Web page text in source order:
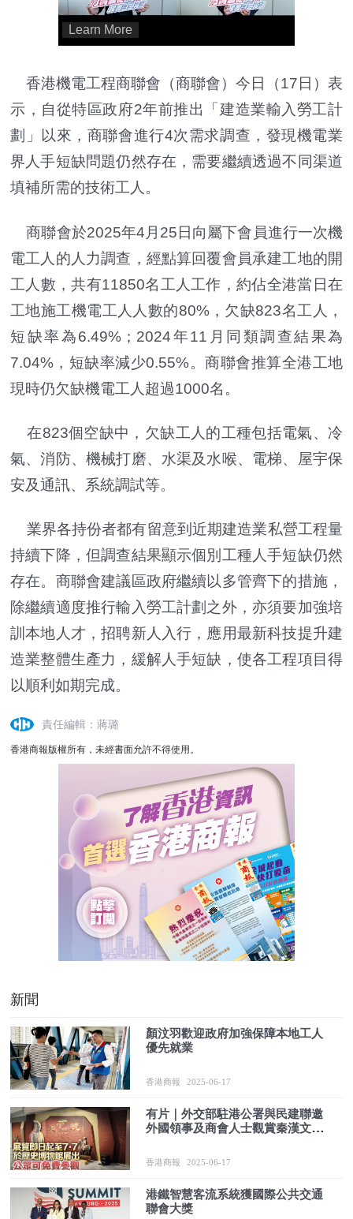
香港機電工程商聯會（商聯會）今日（17日）表
示，自從特區政府2年前推出「建造業輸入勞工計
劃」以來，商聯會進行4次需求調查，發現機電業
界人手短缺問題仍然存在，需要繼續透過不同渠道
填補所需的技術工人。
商聯會於2025年4月25日向屬下會員進行一次機
電工人的人力調查，經點算回覆會員承建工地的開
工人數，共有11850名工人工作，約佔全港當日在
工地施工機電工人人數的80%，欠缺823名工人，
短缺率為6.49%；2024年11月同類調查結果為
7.04%，短缺率減少0.55%。商聯會推算全港工地
現時仍欠缺機電工人超過1000名。
在823個空缺中，欠缺工人的工種包括電氣、冷
氣、消防、機械打磨、水渠及水喉、電梯、屋宇保
安及通訊、系統調試等。
業界各持份者都有留意到近期建造業私營工程量
持續下降，但調查結果顯示個別工種人手短缺仍然
存在。商聯會建議區政府繼續以多管齊下的措施，
除繼續適度推行輸入勞工計劃之外，亦須要加強培
訓本地人才，招聘新人入行，應用最新科技提升建
造業整體生產力，緩解人手短缺，使各工程項目得
以順利如期完成。
責任編輯：蔣璐
香港商報版權所有，未經書面允許不得使用。
新聞
顏汶羽歡迎政府加強保障本地工人
優先就業
香港商報 2025-06-17
有片｜外交部駐港公署與民建聯邀
外國領事及商會人士觀賞秦漢文明
香港商報 2025-06-17
港鐵智慧客流系統獲國際公共交通
聯會大獎